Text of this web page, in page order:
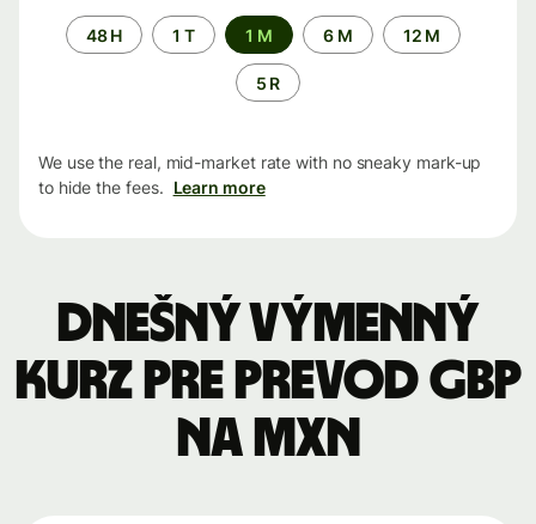
Time
period
48 H 1 T 1 M 6 M 12 M
5 R
We use the real, mid-market rate with no sneaky mark-up
to hide the fees. Learn more
Dnešný výmenný
kurz pre prevod GBP
na MXN